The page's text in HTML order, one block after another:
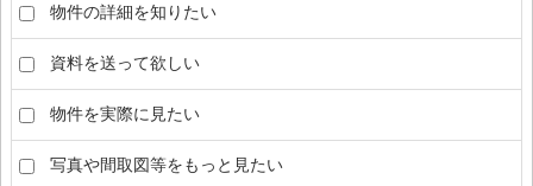
物件の詳細を知りたい
資料を送って欲しい
物件を実際に見たい
写真や間取図等をもっと見たい